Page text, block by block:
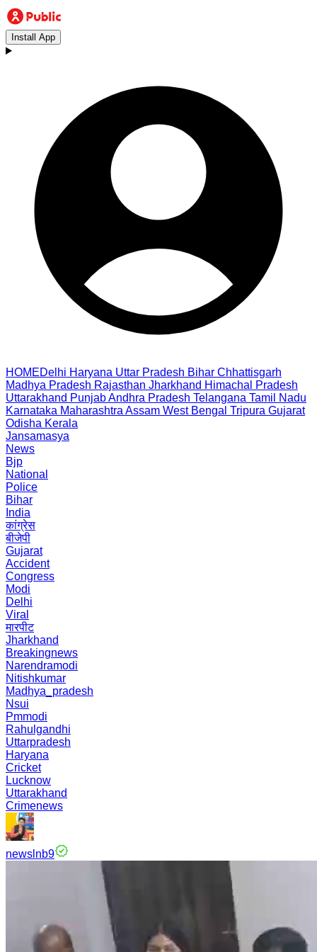
Install App
HOMEDelhi Haryana Uttar Pradesh Bihar Chhattisgarh
Madhya Pradesh Rajasthan Jharkhand Himachal Pradesh
Uttarakhand PunjabAndhra Pradesh Telangana Tamil Nadu
Karnataka Maharashtra Assam West Bengal Tripura Gujarat
Odisha Kerala
Jansamasya
News
Bjp
National
Police
Bihar
India
कांग्रेस
बीजेपी
Gujarat
Accident
Congress
Modi
Delhi
Viral
मारपीट
Jharkhand
Breakingnews
Narendramodi
Nitishkumar
Madhya_pradesh
Nsui
Pmmodi
Rahulgandhi
Uttarpradesh
Haryana
Cricket
Lucknow
Uttarakhand
Crimenews
newslnb9